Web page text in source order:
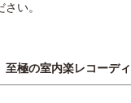
い。
至極の室内楽レコーデ